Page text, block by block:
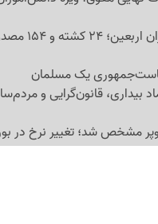
آغاز موج بازگشت
یک مسلمان
بیداری، قانون‌گرایی و
مشخص شد؛ تغییر نرخ در